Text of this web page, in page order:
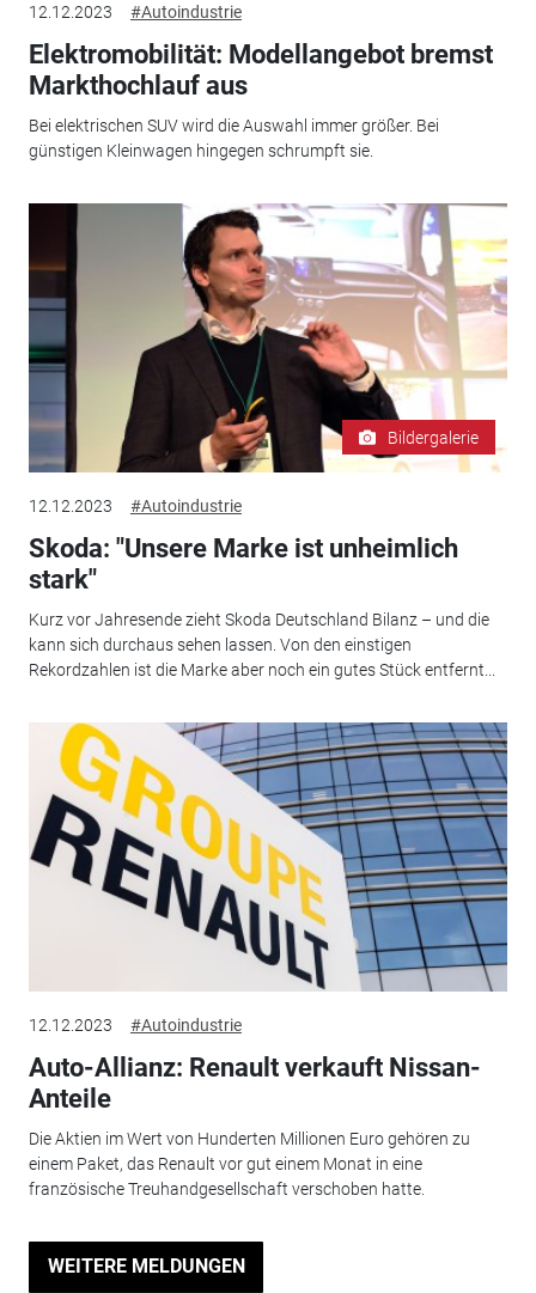
12.12.2023 #Autoindustrie
Elektromobilität: Modellangebot bremst
Markthochlauf aus
Bei elektrischen SUV wird die Auswahl immer größer. Bei
günstigen Kleinwagen hingegen schrumpft sie.
Bildergalerie
12.12.2023 #Autoindustrie
Skoda: "Unsere Marke ist unheimlich
stark"
Kurz vor Jahresende zieht Skoda Deutschland Bilanz – und die
kann sich durchaus sehen lassen. Von den einstigen
Rekordzahlen ist die Marke aber noch ein gutes Stück entfernt...
12.12.2023 #Autoindustrie
Auto-Allianz: Renault verkauft Nissan-
Anteile
Die Aktien im Wert von Hunderten Millionen Euro gehören zu
einem Paket, das Renault vor gut einem Monat in eine
französische Treuhandgesellschaft verschoben hatte.
WEITERE MELDUNGEN